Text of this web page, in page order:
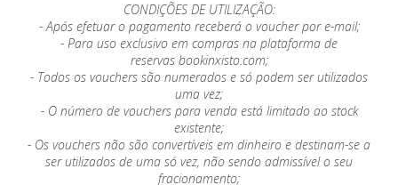
CONDIÇÕES DE UTILIZAÇÃO:
- Após efetuar o pagamento receberá o voucher por e-mail;
- Para uso exclusivo em compras na plataforma de
reservas bookinxisto.com;
- Todos os vouchers são numerados e só podem ser utilizados
uma vez;
- O número de vouchers para venda está limitado ao stock
existente;
- Os vouchers não são convertíveis em dinheiro e destinam-se a
ser utilizados de uma só vez, não sendo admissível o seu
fracionamento;